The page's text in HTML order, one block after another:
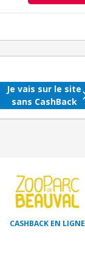
de l'alerte
Je vais sur le site
sans CashBack
CASHBACK EN LIGNE